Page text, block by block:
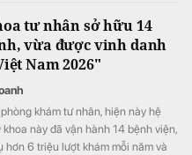
tư nhân sở hữu 14
vừa được vinh danh
Nam 2026"
khám tư nhân, hiện này hệ
khoa này đã vận hành 14 bệnh viện,
hơn 6 triệu lượt khám mỗi năm và